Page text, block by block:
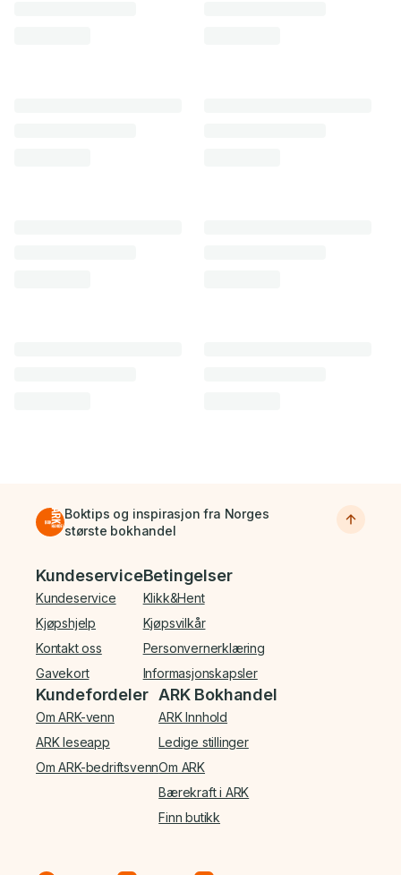
Boktips og inspirasjon fra Norges
største bokhandel
Bunnmeny
Kundeservice
Kundeservice
Kjøpshjelp
Kontakt oss
Gavekort
Betingelser
Klikk&Hent
Kjøpsvilkår
Personvernerklæring
Informasjonskapsler
Kundefordeler
Om ARK-venn
ARK leseapp
Om ARK-bedriftsvenn
ARK Bokhandel
ARK Innhold
Ledige stillinger
Om ARK
Bærekraft i ARK
Finn butikk